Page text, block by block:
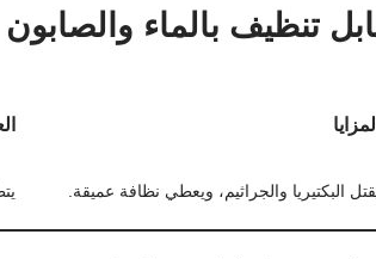
تنظيف بالماء والصابون
المزايا
البكتيريا والجراثيم، ويعطي نظافة عميقة.